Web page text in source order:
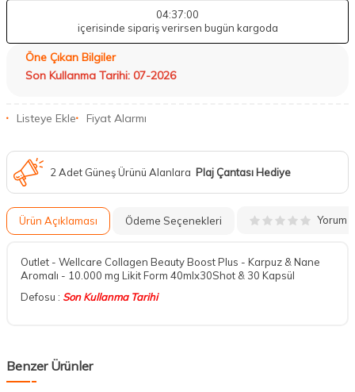
04:36:59
içerisinde sipariş verirsen bugün kargoda
Öne Çıkan Bilgiler
Son Kullanma Tarihi: 07-2026
Listeye Ekle Fiyat Alarmı
2 Adet Güneş Ürünü Alanlara Plaj Çantası Hediye
Ürün Açıklaması Ödeme Seçenekleri Yorum
Outlet - Wellcare Collagen Beauty Boost Plus - Karpuz & Nane
Aromalı - 10.000 mg Likit Form 40mlx30Shot & 30 Kapsül
Defosu : Son Kullanma Tarihi
Benzer Ürünler